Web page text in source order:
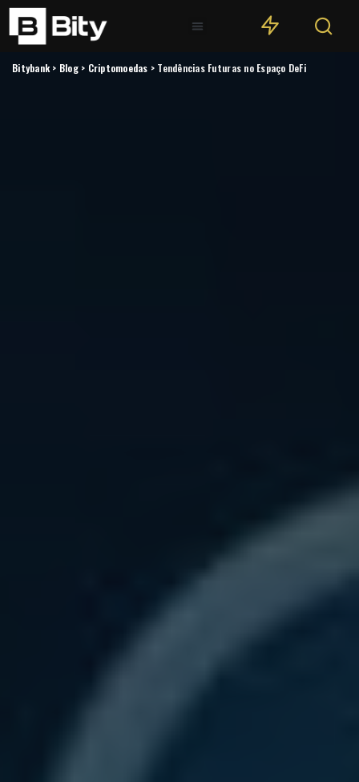
Bitybank > Blog> Criptomoedas > Tendências Futuras no Espaço DeFi